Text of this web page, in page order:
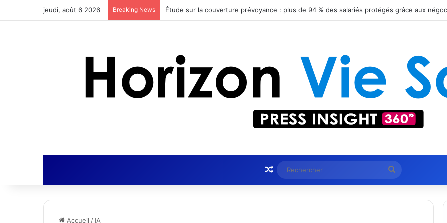
jeudi, août 6 2026 Breaking News
Article Aléatoire Rechercher
Accueil / IA